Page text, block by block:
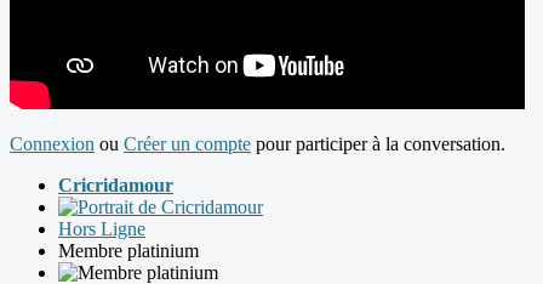
Connexion ou Créer un compte pour participer à la conversation.
Cricridamour
Hors Ligne
Membre platinium